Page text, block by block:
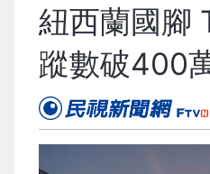
紐西蘭國腳
蹤數破400